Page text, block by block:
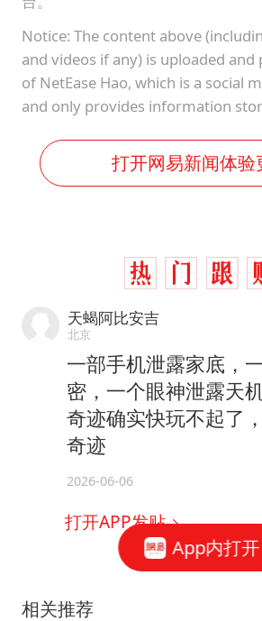
Notice: The content above
and videos if any) is uploaded and
of NetEase Hao, which is a social
and only provides information
打开网易新闻体验
天蝎阿比安吉
北京
一部手机泄露家底，
密，一个眼神泄露天
奇迹确实快玩不起了
奇迹
2026-06-06
打开APP发贴
相关推荐
App内打开